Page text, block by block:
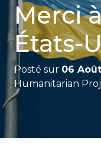
Merci
États-
Posté sur 06
Humanitarian